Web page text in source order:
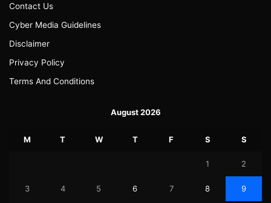
Contact Us
Cyber Media Guidelines
Disclaimer
Privacy Policy
Terms And Conditions
August 2026
M T W T F S S
1 2
3 4 5 6 7 8 9